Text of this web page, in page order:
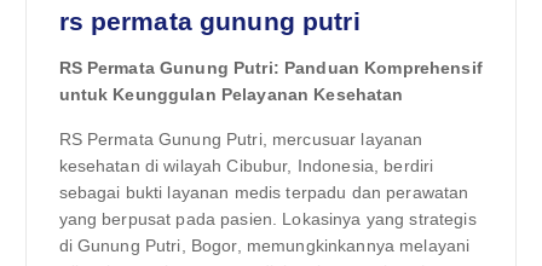
rs permata gunung putri
RS Permata Gunung Putri: Panduan Komprehensif
untuk Keunggulan Pelayanan Kesehatan
RS Permata Gunung Putri, mercusuar layanan
kesehatan di wilayah Cibubur, Indonesia, berdiri
sebagai bukti layanan medis terpadu dan perawatan
yang berpusat pada pasien. Lokasinya yang strategis
di Gunung Putri, Bogor, memungkinkannya melayani